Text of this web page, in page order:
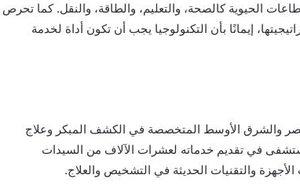
القطاعات الحيوية كالصحة، والتعليم، والطاقة، والنقل. كما تحرص
إيمانًا بأن التكنولوجيا يجب أن تكون أداة لخدمة
والشرق الأوسط المتخصصة في الكشف المبكر وعلاج
في تقديم خدماته لعشرات الآلاف من السيدات
والتقنيات الحديثة في التشخيص والعلاج.